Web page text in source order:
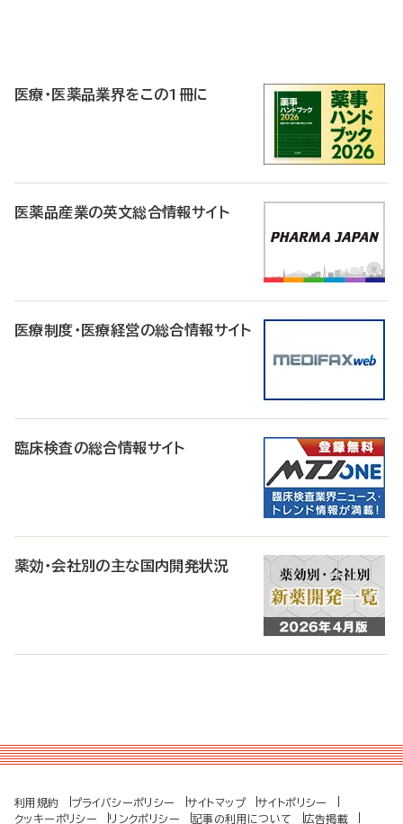
医療・医薬品業界をこの1冊に
医薬品産業の英文総合情報サイト
医療制度・医療経営の総合情報サイト
臨床検査の総合情報サイト
薬効・会社別の主な国内開発状況
利用規約 プライバシーポリシー サイトマップ
サイトポリシー
クッキーポリシー
リンクポリシー 記事の利用について 広告掲載